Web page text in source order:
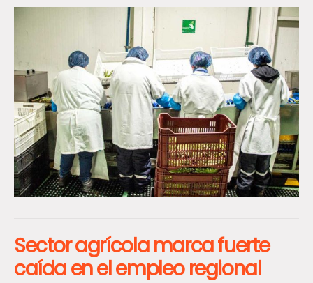
Sector agrícola marca fuerte
caída en el empleo regional